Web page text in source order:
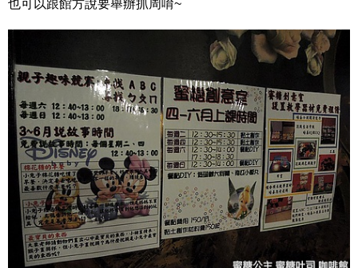
也可以跟館方說要舉辦抓周唷~